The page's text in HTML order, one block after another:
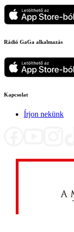
Rádió GaGa alkalmazás
Kapcsolat
Írjon nekünk